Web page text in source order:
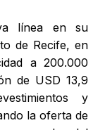
línea en su
de Recife, en
a 200.000
de USD 13,9
y
la oferta de